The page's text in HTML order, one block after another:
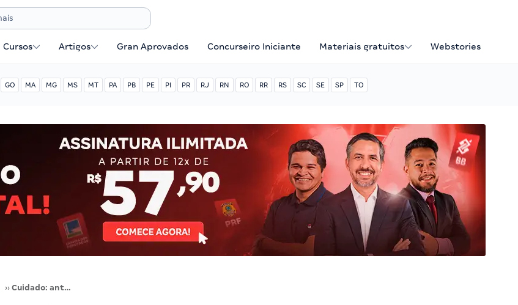
Cursos Artigos Gran Aprovados Concurseiro Iniciante Materiais gratuitos Webstories
GO MA MG MS MT PA PB PE PI PR RJ RN RO RR RS SC SE SP TO
›› Cuidado: antifrágil!